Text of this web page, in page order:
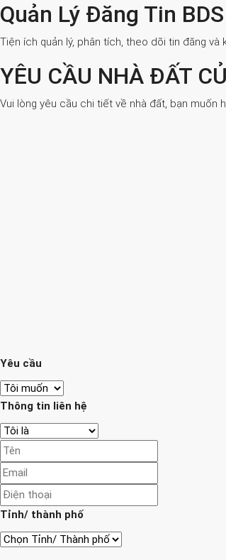
Quản Lý Đăng Tin
Tiện ích quản lý, phân tích, theo dõi tin đăng và
YÊU CẦU NHÀ ĐẤT
Vui lòng yêu cầu chi tiết về nhà đất, bạn muốn
Yêu cầu
Thông tin liên hệ
Tỉnh/ thành phố